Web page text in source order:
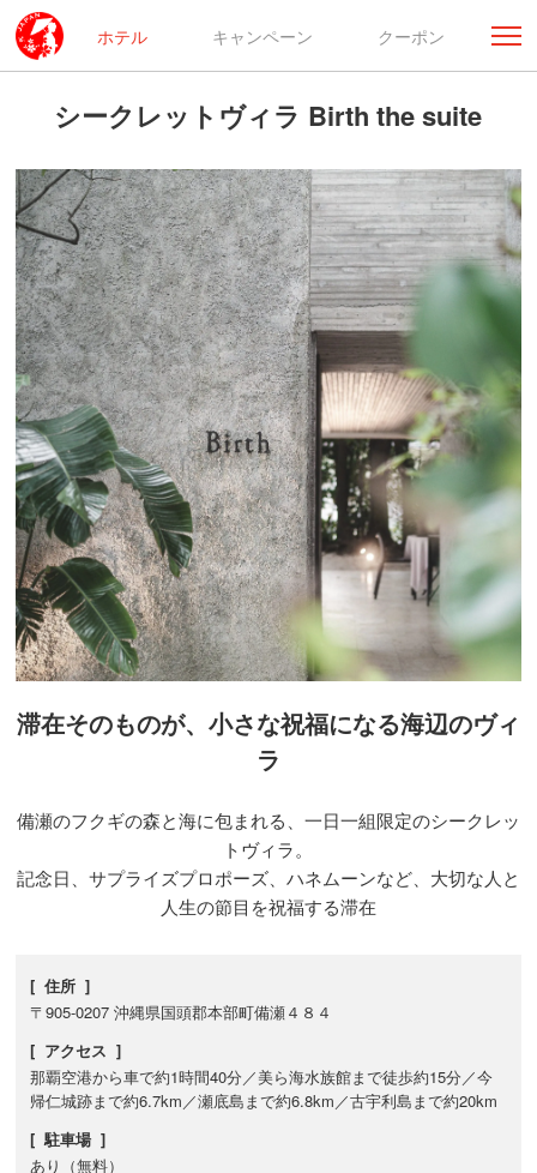
ホテル キャンペーン クーポン
シークレットヴィラ Birth the suite
滞在そのものが、小さな祝福になる海辺のヴィ
ラ
備瀬のフクギの森と海に包まれる、一日一組限定のシークレッ
トヴィラ。
記念日、サプライズプロポーズ、ハネムーンなど、大切な人と
人生の節目を祝福する滞在
[ 住所 ]
〒905-0207 沖縄県国頭郡本部町備瀬４８４
[ アクセス ]
那覇空港から車で約1時間40分／美ら海水族館まで徒歩約15分／今
帰仁城跡まで約6.7km／瀬底島まで約6.8km／古宇利島まで約20km
[ 駐車場 ]
あり（無料）